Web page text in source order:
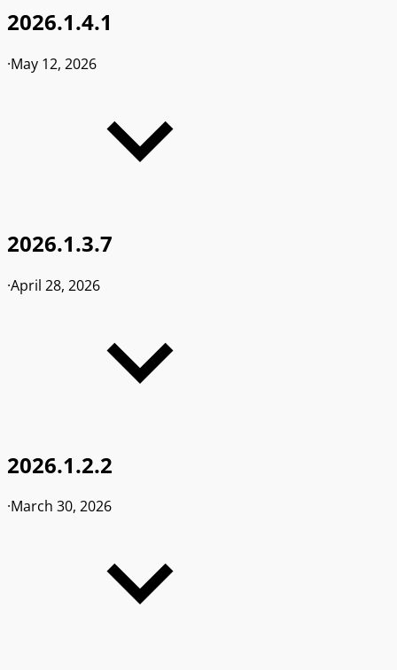
2026.1.4.1
·May 12, 2026
2026.1.3.7
·April 28, 2026
2026.1.2.2
·March 30, 2026